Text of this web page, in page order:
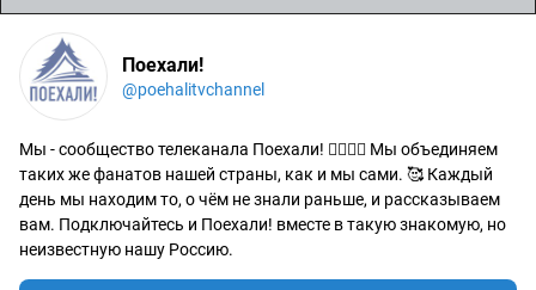
Поехали!
@poehalitvchannel
Мы - сообщество телеканала Поехали! 🙋‍♂️🙋‍♀️ Мы объединяем
таких же фанатов нашей страны, как и мы сами. 🥰 Каждый
день мы находим то, о чём не знали раньше, и рассказываем
вам. Подключайтесь и Поехали! вместе в такую знакомую, но
неизвестную нашу Россию.